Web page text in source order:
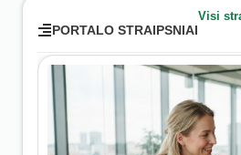
PORTALO STRAIPSNIAI
Visi